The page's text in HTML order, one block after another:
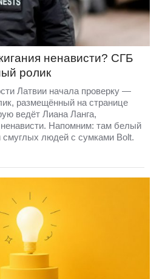
ненависти? СГБ
ролик
Латвии начала проверку —
размещённый на странице
ведёт Лиана Ланга,
ненависти. Напомним: там белый
смуглых людей с сумками Bolt.